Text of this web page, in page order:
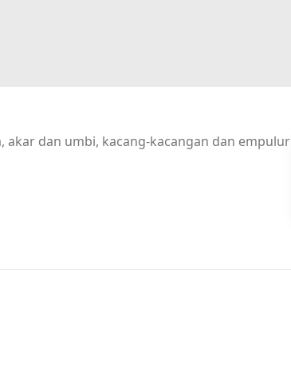
dan umbi, kacang-kacangan dan empulur